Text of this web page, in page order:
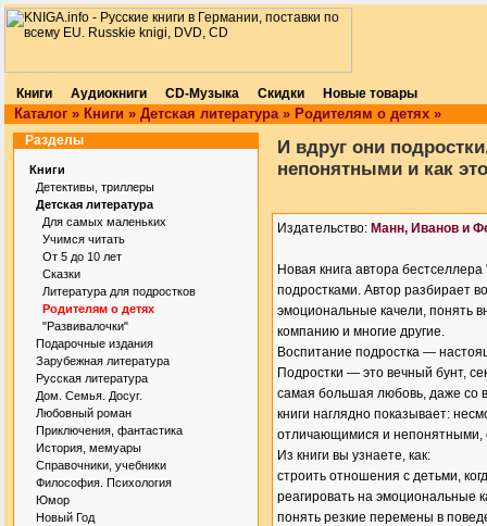
Книги Аудиокниги CD-Музыка Скидки Новые товары
Каталог » Книги » Детская литература» Родителям о детях »
Разделы
Книги
Детективы, триллеры
Детская литература
Для самых маленьких
Учимся читать
От 5 до 10 лет
Сказки
Литература для подростков
Родителям о детях
"Развивалочки"
Подарочные издания
Зарубежная литература
Русская литература
Дом. Семья. Досуг.
Любовный роман
Приключения, фантастика
История, мемуары
Справочники, учебники
Философия. Психология
Юмор
Новый Год
И вдруг они
непонятными и как
Издательство: Манн, Иванов и
Новая книга автора
подростками. Автор разбирает
эмоциональные качели, понять
компанию и многие другие.
Воспитание подростка —
Подростки — это вечный бунт,
самая большая любовь, даже со
книги наглядно показывает:
отличающимися и непонятными,
Из книги вы узнаете, как:
строить отношения с детьми,
реагировать на эмоциональные
понять резкие перемены в